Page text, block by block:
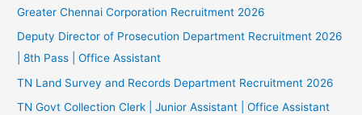
Greater Chennai Corporation Recruitment 2026
Deputy Director of Prosecution Department Recruitment 2026
| 8th Pass | Office Assistant
TN Land Survey and Records Department Recruitment 2026
TN Govt Collection Clerk | Junior Assistant | Office Assistant